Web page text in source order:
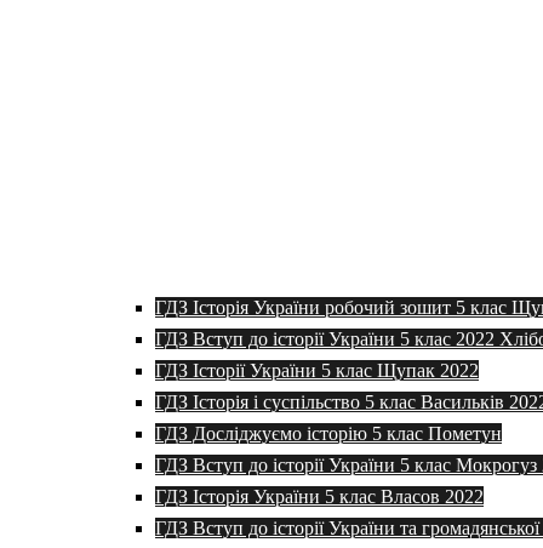
ГДЗ Історія України робочий зошит 5 клас
ГДЗ Вступ до історії України 5 клас 2022
ГДЗ Історії України 5 клас Щупак 2022
ГДЗ Історія і суспільство 5 клас Васильків
ГДЗ Досліджуємо історію 5 клас Пометун
ГДЗ Вступ до історії України 5 клас Мокрогуз
ГДЗ Історія України 5 клас Власов 2022
ГДЗ Вступ до історії України та